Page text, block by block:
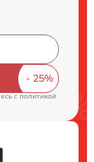
cполитикой